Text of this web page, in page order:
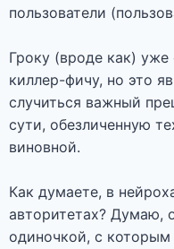
пользователи
Гроку (вроде как) уже
киллер-фичу, но это
случиться важный
сути, обезличенную
виновной.
Как думаете, в
авторитетах? Думаю,
одиночкой, с которым